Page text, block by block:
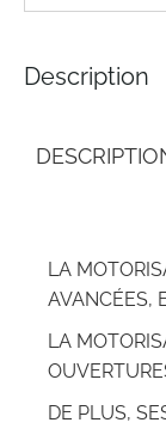
Description
LA
AVANCÉES,
LA
DE PLUS,